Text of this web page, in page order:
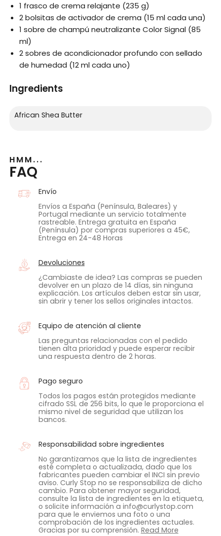
1 frasco de crema relajante (235 g)
2 bolsitas de activador de crema (15 ml cada una)
1 sobre de champú neutralizante Color Signal (85
ml)
2 sobres de acondicionador profundo con sellado
de humedad (12 ml cada uno)
Ingredients
African Shea Butter
HMM...
FAQ
Envío
Envíos a España (Península, Baleares) y
Portugal mediante un servicio totalmente
rastreable. Entrega gratuita en España
(Península) por compras superiores a 45€,
Entrega en 24-48 Horas
Devoluciones
¿Cambiaste de idea? Las compras se pueden
devolver en un plazo de 14 días, sin ninguna
explicación. Los artículos deben estar sin usar,
sin abrir y tener los sellos originales intactos.
Equipo de atención al cliente
Las preguntas relacionadas con el pedido
tienen alta prioridad y puede esperar recibir
una respuesta dentro de 2 horas.
Pago seguro
Todos los pagos están protegidos mediante
cifrado SSL de 256 bits, lo que le proporciona el
mismo nivel de seguridad que utilizan los
bancos.
Responsabilidad sobre ingredientes
No garantizamos que la lista de ingredientes
esté completa o actualizada, dado que los
fabricantes pueden cambiar el INCI sin previo
aviso. Curly Stop no se responsabiliza de dicho
cambio. Para obtener mayor seguridad,
consulte la lista de ingredientes en la etiqueta,
o solicite información a info@curlystop.com
para que le enviemos una foto o una
comprobación de los ingredientes actuales.
Gracias por su comprensión. Read More